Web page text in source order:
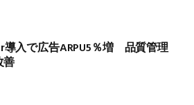
入で広告ARPU5％増 品質管理
善